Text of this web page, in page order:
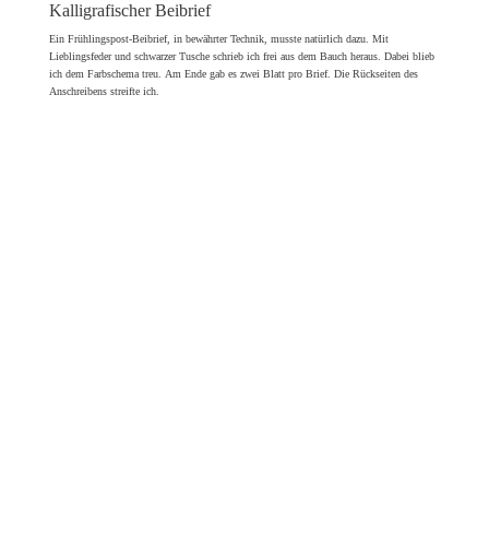
Kalligrafischer Beibrief
Ein Frühlingspost-Beibrief, in bewährter Technik, musste natürlich dazu. Mit
Lieblingsfeder und schwarzer Tusche schrieb ich frei aus dem Bauch heraus. Dabei blieb
ich dem Farbschema treu. Am Ende gab es zwei Blatt pro Brief. Die Rückseiten des
Anschreibens streifte ich.